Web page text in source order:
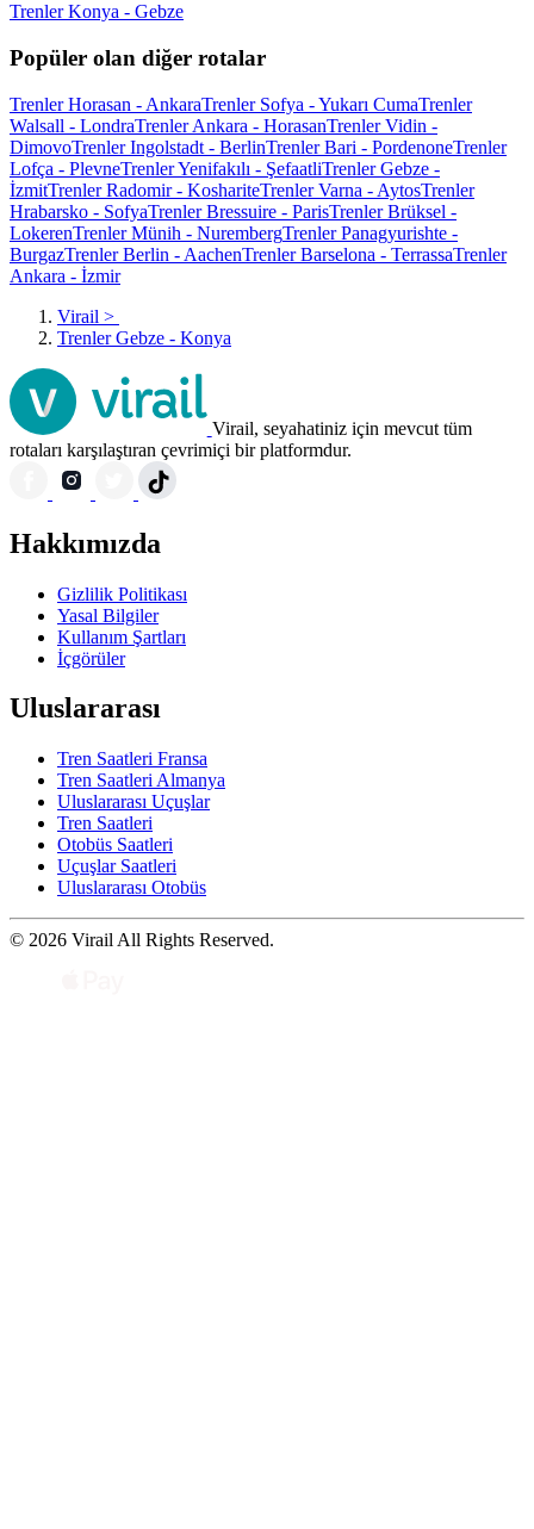
Trenler Konya - Gebze
Popüler olan diğer rotalar
Trenler Horasan - AnkaraTrenler Sofya - Yukarı CumaTrenler
Walsall - LondraTrenler Ankara - HorasanTrenler Vidin -
DimovoTrenler Ingolstadt - BerlinTrenler Bari - PordenoneTrenler
Lofça - PlevneTrenler Yenifakılı - ŞefaatliTrenler Gebze -
İzmitTrenler Radomir - KoshariteTrenler Varna - AytosTrenler
Hrabarsko - SofyaTrenler Bressuire - ParisTrenler Brüksel -
LokerenTrenler Münih - NurembergTrenler Panagyurishte -
BurgazTrenler Berlin - AachenTrenler Barselona - TerrassaTrenler
Ankara - İzmir
Virail >
Trenler Gebze - Konya
Virail, seyahatiniz için mevcut tüm
rotaları karşılaştıran çevrimiçi bir platformdur.
Hakkımızda
Gizlilik Politikası
Yasal Bilgiler
Kullanım Şartları
İçgörüler
Uluslararası
Tren Saatleri Fransa
Tren Saatleri Almanya
Uluslararası Uçuşlar
Tren Saatleri
Otobüs Saatleri
Uçuşlar Saatleri
Uluslararası Otobüs
© 2026 Virail All Rights Reserved.